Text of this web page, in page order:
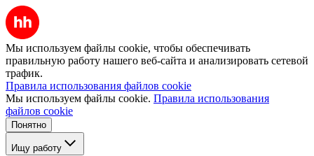
Мы используем файлы cookie, чтобы обеспечивать
правильную работу нашего веб-сайта и анализировать сетевой
трафик.
Правила использования файлов cookie
Мы используем файлы cookie. Правила использования
файлов cookie
Понятно
Ищу работу